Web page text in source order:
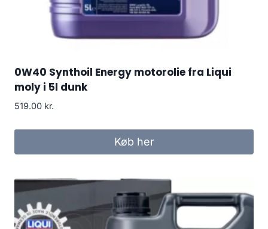
0W40 Synthoil Energy motorolie fra Liqui
moly i 5l dunk
519.00 kr.
Køb her